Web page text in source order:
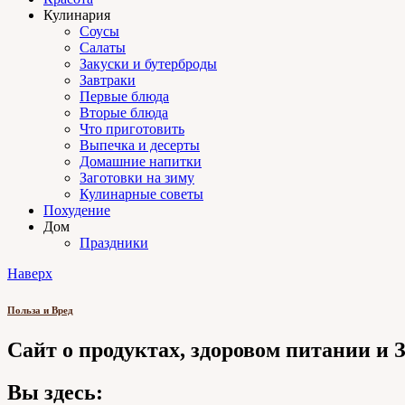
Кулинария
Соусы
Салаты
Закуски и бутерброды
Завтраки
Первые блюда
Вторые блюда
Что приготовить
Выпечка и десерты
Домашние напитки
Заготовки на зиму
Кулинарные советы
Похудение
Дом
Праздники
Наверх
Польза и Вред
Сайт о продуктах, здоровом питании
Вы здесь: